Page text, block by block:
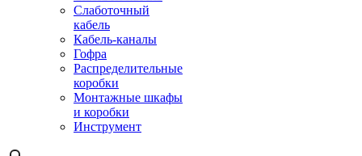
Слаботочный
кабель
Кабель-каналы
Гофра
Распределительные
коробки
Монтажные шкафы
и коробки
Инструмент